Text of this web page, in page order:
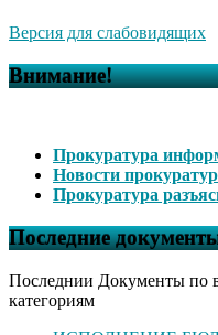
Версия для слабовидящих
Внимание!
Прокуратура
Новости
Прокуратура
Последние
Последнии Документы по
категориям